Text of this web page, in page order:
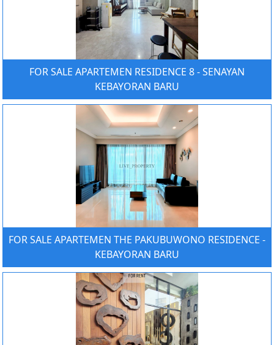
FOR SALE APARTEMEN RESIDENCE 8 - SENAYAN
KEBAYORAN BARU
FOR SALE APARTEMEN THE PAKUBUWONO RESIDENCE -
KEBAYORAN BARU